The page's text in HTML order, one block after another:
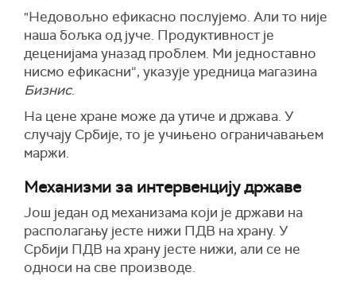
"Недовољно ефикасно послујемо. Али то није
наша бољка од јуче. Продуктивност је
деценијама уназад проблем. Ми једноставно
нисмо ефикасни“, указује уредница магазина
Бизнис.
На цене хране може да утиче и држава. У
случају Србије, то је учињено ограничавањем
маржи.
Механизми за интервенцију државе
Још један од механизама који је држави на
располагању јесте нижи ПДВ на храну. У
Србији ПДВ на храну јесте нижи, али се не
односи на све производе.